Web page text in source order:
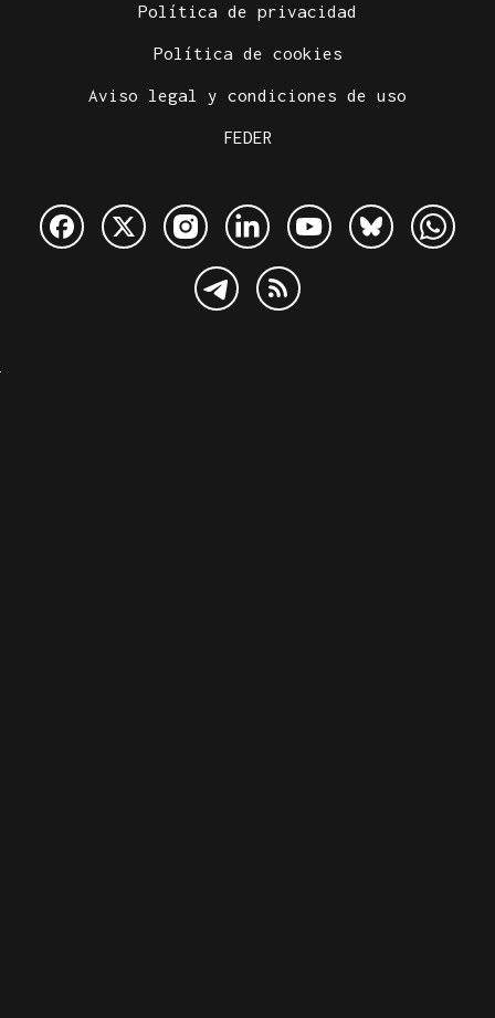
Política de privacidad
Política de cookies
Aviso legal y condiciones de uso
FEDER